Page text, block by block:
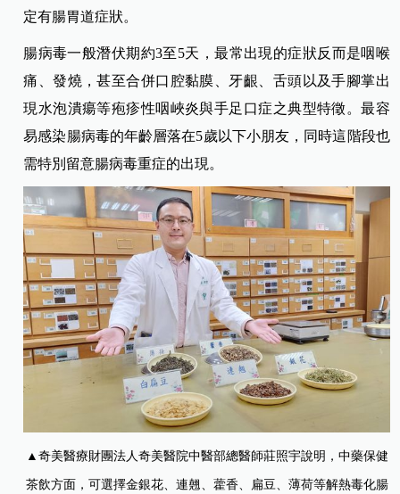
定有腸胃道症狀。
腸病毒一般潛伏期約3至5天，最常出現的症狀反而是咽喉
痛、發燒，甚至合併口腔黏膜、牙齦、舌頭以及手腳掌出
現水泡潰瘍等疱疹性咽峽炎與手足口症之典型特徵。最容
易感染腸病毒的年齡層落在5歲以下小朋友，同時這階段也
需特別留意腸病毒重症的出現。
▲奇美醫療財團法人奇美醫院中醫部總醫師莊照宇說明，中藥保健
茶飲方面，可選擇金銀花、連翹、藿香、扁豆、薄荷等解熱毒化腸